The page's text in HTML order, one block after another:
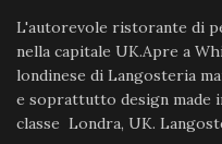
L'autorevole ristorante di
nella capitale UK.Apre a
londinese di Langosteria
e soprattutto design made
classe Londra, UK.